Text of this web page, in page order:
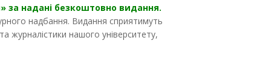
за надані безкоштовно видання.
надбання. Видання сприятимуть
журналістики нашого університету,